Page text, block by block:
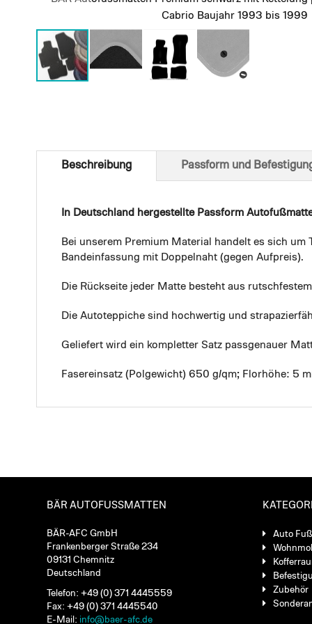
Cabrio Baujahr 1993 bis 1999
of
Beschreibung
In Deutschland hergestellte Passform
Bei unserem Premium Material handelt es sich
Bandeinfassung mit Doppelnaht (gegen Aufpreis).
Die Rückseite jeder Matte besteht aus
Die Autoteppiche sind hochwertig und
Geliefert wird ein kompletter Satz passgenauer
Fasereinsatz (Polgewicht) 650 g/qm; Florhöhe: 5
Passform und
BÄR AUTOFUSSMATTEN
BÄR-AFC GmbH
Frankenberger Straße 234
09131 Chemnitz
Deutschland
Telefon: +49 (0) 371 4445559
Fax: +49 (0) 371 4445540
E-Mail: info@baer-afc.de
Auto
Zubehör